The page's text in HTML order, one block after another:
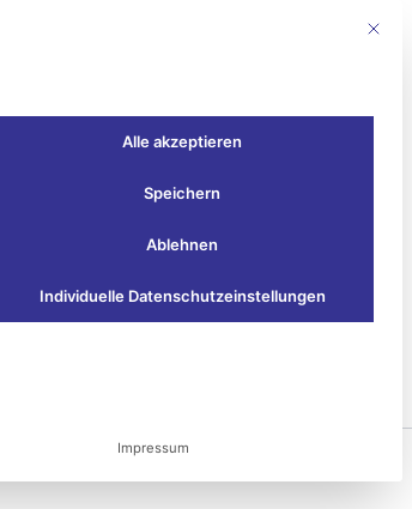
Mit
ist essenziell und kann nicht
Alle akzeptieren
Speichern
Ablehnen
Individuelle Datenschutzeinstellungen
Impressum